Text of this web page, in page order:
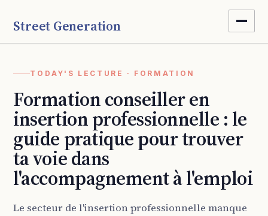
Street Generation
TODAY'S LECTURE · FORMATION
Formation conseiller en
insertion professionnelle : le
guide pratique pour trouver
ta voie dans
l'accompagnement à l'emploi
Le secteur de l'insertion professionnelle manque